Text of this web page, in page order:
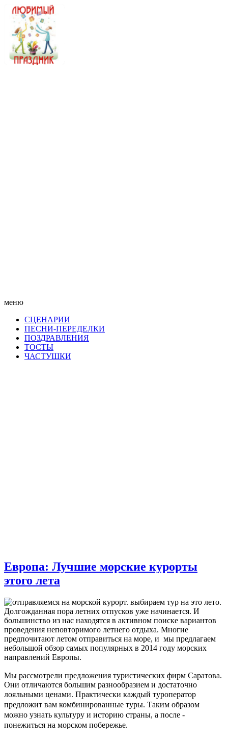
меню
СЦЕНАРИИ
ПЕСНИ-ПЕРЕДЕЛКИ
ПОЗДРАВЛЕНИЯ
ТОСТЫ
ЧАСТУШКИ
Европа: Лучшие морские курорты
этого лета
Долгожданная пора летних отпусков уже начинается. И
большинство из нас находятся в активном поиске вариантов
проведения неповторимого летнего отдыха. Многие
предпочитают летом отправиться на море, и мы предлагаем
небольшой обзор самых популярных в 2014 году морских
направлений Европы.
Мы рассмотрели предложения туристических фирм Саратова.
Они отличаются большим разнообразием и достаточно
лояльными ценами. Практически каждый туроператор
предложит вам комбинированные туры. Таким образом
можно узнать культуру и историю страны, а после -
понежиться на морском побережье.